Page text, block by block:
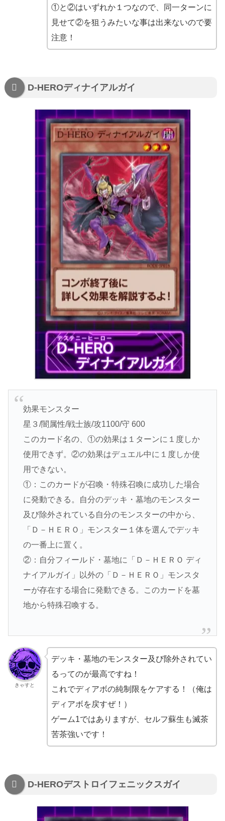
①と②はいずれか１つなので、同一ターンに
見せて②を狙うみたいな事は出来ないので要
注意！
D-HEROディナイアルガイ
効果モンスター
星３/闇属性/戦士族/攻1100/守 600
このカード名の、①の効果は１ターンに１度しか
使用できず。②の効果はデュエル中に１度しか使
用できない。
①：このカードが召喚・特殊召喚に成功した場合
に発動できる。自分のデッキ・墓地のモンスター
及び除外されている自分のモンスターの中から、
「Ｄ－ＨＥＲＯ」モンスター１体を選んでデッキ
の一番上に置く。
②：自分フィールド・墓地に「Ｄ－ＨＥＲＯ ディ
ナイアルガイ」以外の「Ｄ－ＨＥＲＯ」モンスタ
ーが存在する場合に発動できる。このカードを墓
地から特殊召喚する。
きゃすと
デッキ・墓地のモンスター及び除外されてい
るってのが最高ですね！
これでディアボの純制限をケアする！（俺は
ディアボを戻すぜ！）
ゲーム1ではありますが、セルフ蘇生も滅茶
苦茶強いです！
D-HEROデストロイフェニックスガイ